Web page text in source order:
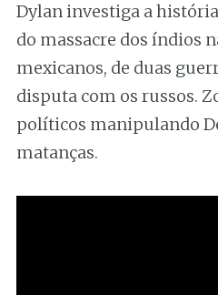
Dylan investiga a
do massacre dos índios
mexicanos, de duas
disputa com os russos.
políticos manipulando
matanças.